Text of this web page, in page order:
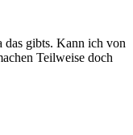
das gibts. Kann ich von
Teilweise doch